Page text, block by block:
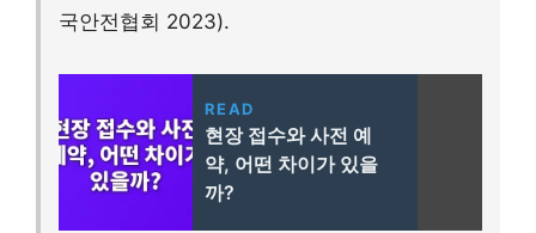
국안전협회 2023).
READ
현장 접수와 사전 예
약, 어떤 차이가 있을
까?